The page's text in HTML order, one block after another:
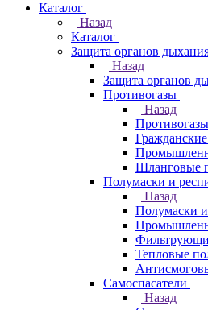
Каталог
Назад
Каталог
Защита органов
Назад
Защита органов
Противогазы
Назад
Противогазы
Шланговые
Полумаски и
Назад
Полумаски
Тепловые
Самоспасатели
Назад